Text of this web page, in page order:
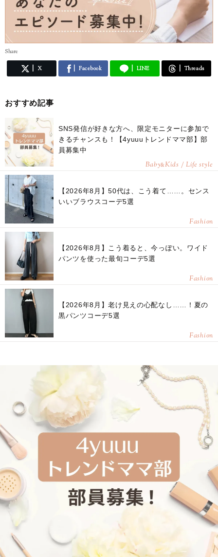
Share
X Facebook LINE Threads
おすすめ記事
SNS発信が好きな方へ、限定モニターに参加で
きるチャンスも！【4yuuuトレンドママ部】部
員募集中
Baby&Kids / Life style
【2026年8月】50代は、こう着て……。センス
いいブラウスコーデ5選
Fashion
【2026年8月】こう着ると、今っぽい。ワイド
パンツを使った最旬コーデ5選
Fashion
【2026年8月】老け見えの心配なし……！夏の
黒パンツコーデ5選
Fashion